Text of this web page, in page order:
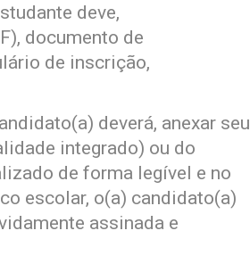
deve,
documento de
de inscrição,
deverá, anexar seu
integrado) ou do
de forma legível e no
escolar, o(a) candidato(a)
assinada e